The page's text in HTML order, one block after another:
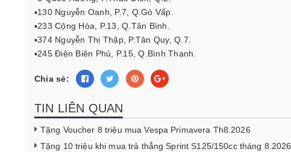
▪️130 Nguyễn Oanh, P.7, Q.Gò Vấp.
▪️233 Cộng Hòa, P.13, Q.Tân Bình.
▪️374 Nguyễn Thị Thập, P.Tân Quy, Q.7.
▪️245 Điện Biên Phủ, P.15, Q.Bình Thạnh.
Chia sẻ:
TIN LIÊN QUAN
Tặng Voucher 8 triệu mua Vespa Primavera Th8.2026
Tặng 10 triệu khi mua trả thẳng Sprint S125/150cc tháng 8.2026